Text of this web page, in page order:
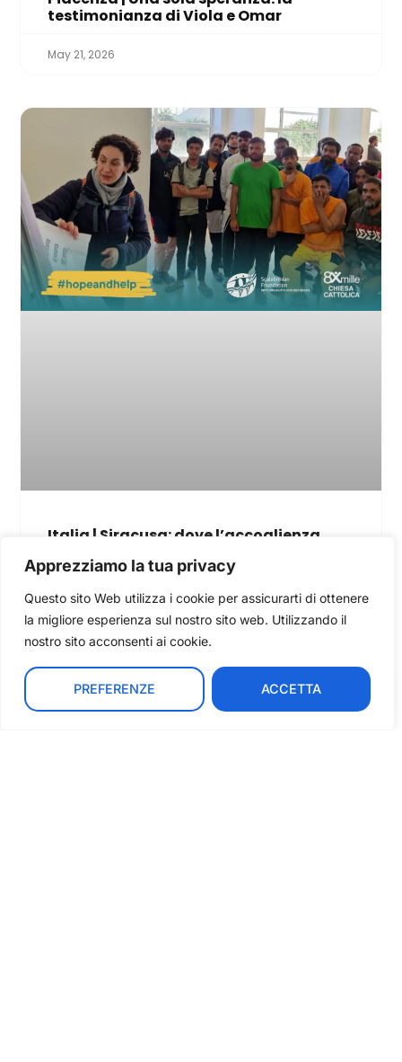
Apprezziamo la tua privacy
Questo sito Web utilizza i cookie per assicurarti di ottenere
la migliore esperienza sul nostro sito web. Utilizzando il
nostro sito acconsenti ai cookie.
PREFERENZE ACCETTA
testimonianza di Viola e Omar
May 21, 2026
Italia | Siracusa: dove l’accoglienza
migranti
April 16, 2026